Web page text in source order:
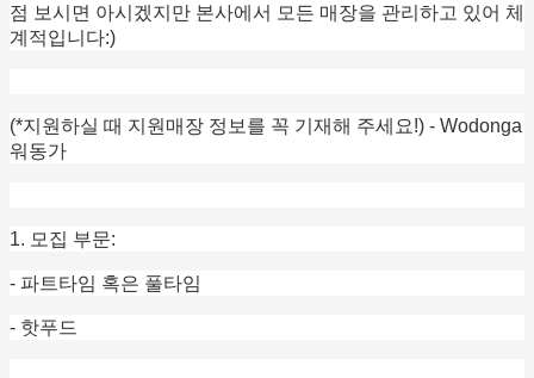
점 보시면 아시겠지만 본사에서 모든 매장을 관리하고 있어 체
계적입니다:)
(*지원하실 때 지원매장 정보를 꼭 기재해 주세요!) - Wodonga
워동가
1. 모집 부문:
- 파트타임 혹은 풀타임
- 핫푸드